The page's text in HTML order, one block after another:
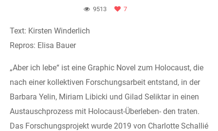
9513 7
Text: Kirsten Winderlich
Repros: Elisa Bauer
„Aber ich lebe“ ist eine Graphic Novel zum Holocaust, die
nach einer kollektiven Forschungsarbeit entstand, in der
Barbara Yelin, Miriam Libicki und Gilad Seliktar in einen
Austauschprozess mit Holocaust-Überleben- den traten.
Das Forschungsprojekt wurde 2019 von Charlotte Schallié